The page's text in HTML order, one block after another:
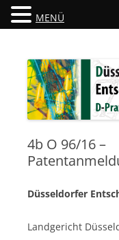
4b O 96/16 –
Düsseldorfer
Landgericht
MENÜ